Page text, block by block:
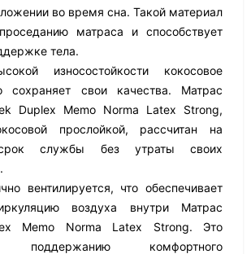
во время сна. Такой материал
матраса и способствует
тела.
износостойкости кокосовое
сохраняет свои качества. Матрас
Duplex Memo Norma Latex Strong,
прослойкой, рассчитан на
срок службы без утраты своих
вентилируется, что обеспечивает
воздуха внутри Матрас
Memo Norma Latex Strong. Это
поддержанию комфортного